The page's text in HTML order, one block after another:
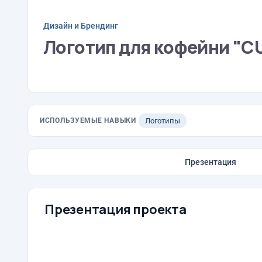
Дизайн и Брендинг
Логотип для кофейни
ИСПОЛЬЗУЕМЫЕ НАВЫКИ Логотипы
Презентация
Презентация проекта